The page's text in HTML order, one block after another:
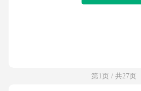
第1页 / 共27页